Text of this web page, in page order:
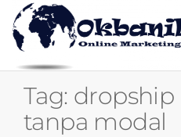
Tag: dropship
tanpa modal